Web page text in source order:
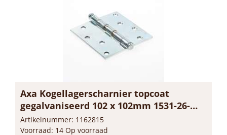
Axa Kogellagerscharnier topcoat
gegalvaniseerd 102 x 102mm 1531-26-
23/E
Artikelnummer: 1162815
Voorraad: 14 Op voorraad